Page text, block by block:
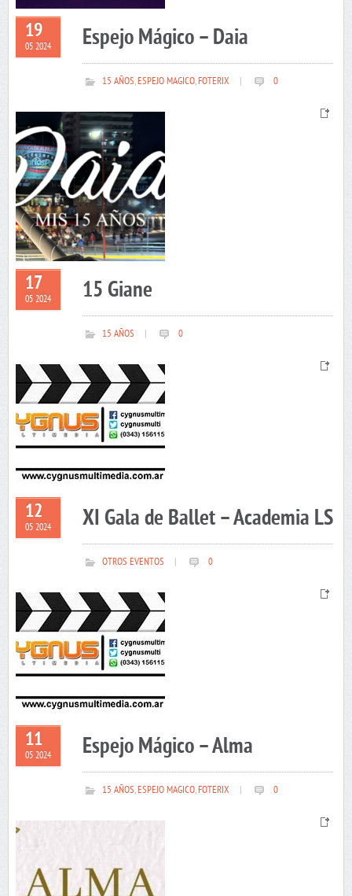
19
05 2024 Espejo Mágico – Daia
15 AÑOS,ESPEJO MAGICO,FOTERIX 0
17
05 2024 15 Giane
15 AÑOS 0
12
05 2024 XI Gala de Ballet – Academia LS
OTROS EVENTOS 0
11
05 2024 Espejo Mágico – Alma
15 AÑOS,ESPEJO MAGICO,FOTERIX 0